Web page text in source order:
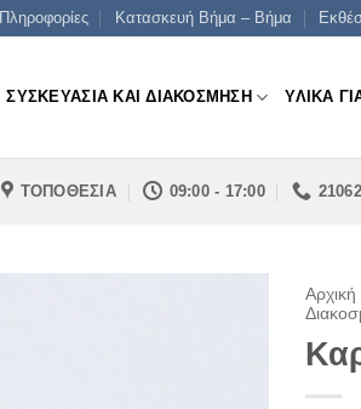
Πληροφορίες Κατασκευή Βήμα – Βήμα
ΣΥΣΚΕΥΑΣΙΑ ΚΑΙ ΔΙΑΚΟΣΜΗΣΗ ΥΛΙΚΑ
ΤΟΠΟΘΕΣΙΑ 09:00 - 17:00
Αρχική